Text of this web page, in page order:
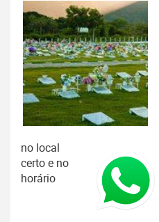
no local
certo e no
horário